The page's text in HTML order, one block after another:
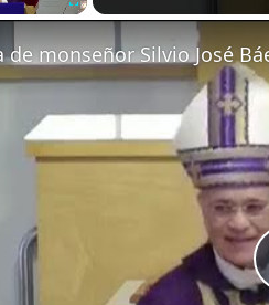
Fullscreen